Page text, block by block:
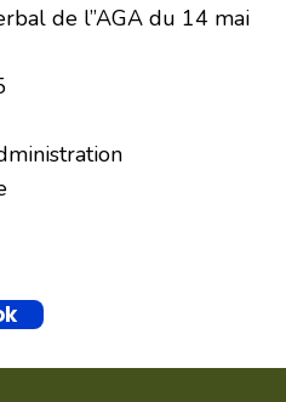
de l’’AGA du 14 mai